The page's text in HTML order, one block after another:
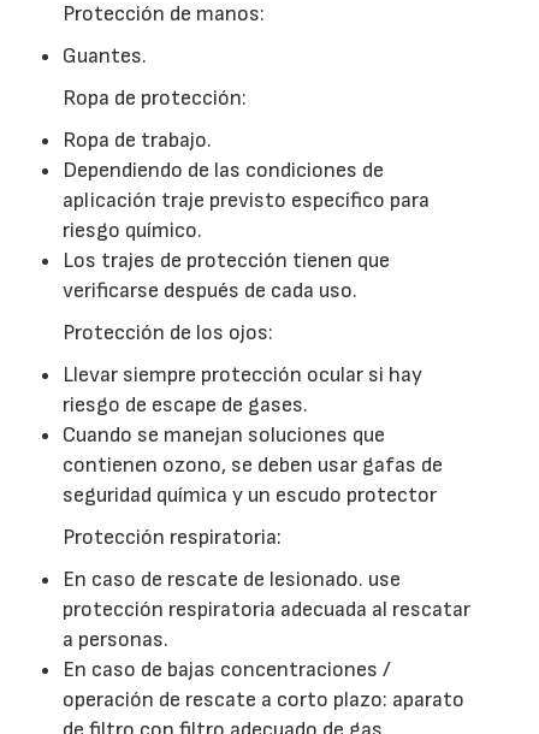
Protección de manos:
Guantes.
Ropa de protección:
Ropa de trabajo.
Dependiendo de las condiciones de
aplicación traje previsto específico para
riesgo químico.
Los trajes de protección tienen que
verificarse después de cada uso.
Protección de los ojos:
Llevar siempre protección ocular si hay
riesgo de escape de gases.
Cuando se manejan soluciones que
contienen ozono, se deben usar gafas de
seguridad química y un escudo protector
Protección respiratoria:
En caso de rescate de lesionado. use
protección respiratoria adecuada al rescatar
a personas.
En caso de bajas concentraciones /
operación de rescate a corto plazo: aparato